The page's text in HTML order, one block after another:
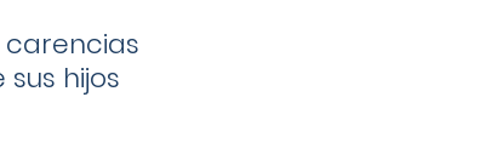
carencias
hijos